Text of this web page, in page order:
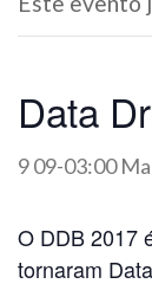
Data
9 09-03:00
O DDB 2017
tornaram